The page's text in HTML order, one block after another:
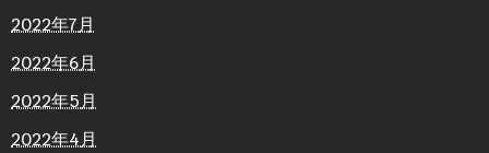
2022年7月
2022年6月
2022年5月
2022年4月